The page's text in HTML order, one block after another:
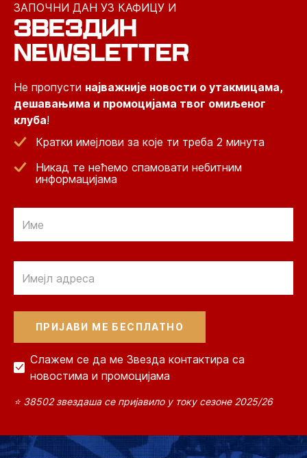
ЗАПОЧНИ ДАН УЗ КАФИЦУ И
ЗВЕЗДИН
NEWSLETTER
Не пропусти најважније новости о утакмицама,
дешавањима и промоцијама твог омиљеног
клуба!
Кратки имејлови за које ти треба 2 минута
Никад те нећемо спамовати небитним
информацијама
Слажем се да ме Звезда контактира са
новостима и промоцијама
⭐ 38502 звездаша се пријавило у току сезоне 2025/26